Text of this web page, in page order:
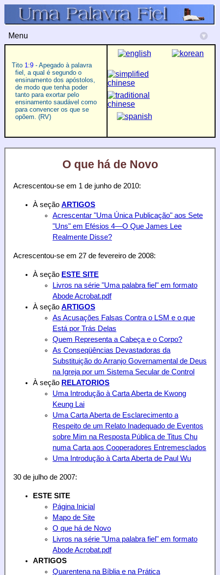
Menu ▾
Tito 1:9 - Apegado à palavra
fiel, a qual é segundo o
ensinamento dos apóstolos,
de modo que tenha poder
tanto para exortar pelo
ensinamento saudável como
para convencer os que se
opõem. (RV)
O que há de Novo
Acrescentou-se em 1 de junho de 2010:
À seção ARTIGOS
Acrescentar "Uma Única Publicação" aos Sete
"Uns" em Efésios 4—O Que James Lee
Realmente Disse?
Acrescentou-se em 27 de fevereiro de 2008:
À seção ESTE SITE
Livros na série "Uma palabra fiel" em formato
Abode Acrobat.pdf
À seção ARTIGOS
As Acusações Falsas Contra o LSM e o que
Está por Trás Delas
Quem Representa a Cabeça e o Corpo?
As Conseqüências Devastadoras da
Substituição do Arranjo Governamental de Deus
na Igreja por um Sistema Secular de Control
À seção RELATORIOS
Uma Introdução à Carta Aberta de Kwong
Keung Lai
Uma Carta Aberta de Esclarecimento a
Respeito de um Relato Inadequado de Eventos
sobre Mim na Resposta Pública de Titus Chu
numa Carta aos Cooperadores Entremesclados
Uma Introdução à Carta Aberta de Paul Wu
30 de julho de 2007:
ESTE SITE
Página Inicial
Mapo de Site
O que há de Novo
Livros na série "Uma palabra fiel" em formato
Abode Acrobat.pdf
ARTIGOS
Quarentena na Bíblia e na Prática